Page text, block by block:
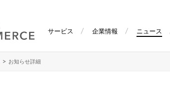
サービス 企業情報 ニュース
お知らせ詳細